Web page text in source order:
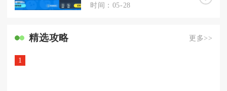
时间：05-28
精选攻略 更多>>
1